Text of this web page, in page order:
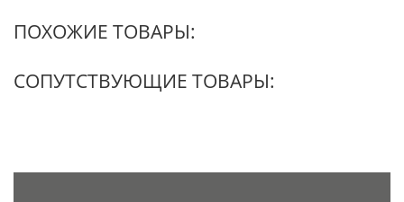
ПОХОЖИЕ ТОВАРЫ:
СОПУТСТВУЮЩИЕ ТОВАРЫ: